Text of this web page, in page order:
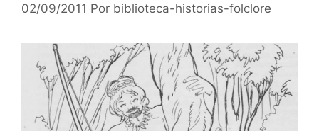
02/09/2011 Por biblioteca-historias-folclore